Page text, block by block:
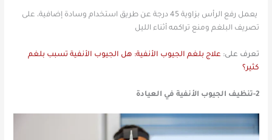
يعمل رفع الرأس بزاوية 45 درجة عن طريق استخدام وسادة إضافية، على
تصريف البلغم ومنع تراكمه أثناء الليل
تعرف على: علاج بلغم الجيوب الأنفية: هل الجيوب الأنفية تسبب بلغم
كثير؟
2-تنظيف الجيوب الأنفية في العيادة